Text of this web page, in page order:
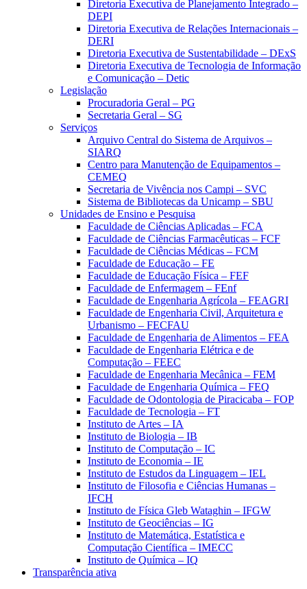
Diretoria Executiva de Planejamento Integrado –
DEPI
Diretoria Executiva de Relações Internacionais –
DERI
Diretoria Executiva de Sustentabilidade – DExS
Diretoria Executiva de Tecnologia de Informação
e Comunicação – Detic
Legislação
Procuradoria Geral – PG
Secretaria Geral – SG
Serviços
Arquivo Central do Sistema de Arquivos –
SIARQ
Centro para Manutenção de Equipamentos –
CEMEQ
Secretaria de Vivência nos Campi – SVC
Sistema de Bibliotecas da Unicamp – SBU
Unidades de Ensino e Pesquisa
Faculdade de Ciências Aplicadas – FCA
Faculdade de Ciências Farmacêuticas – FCF
Faculdade de Ciências Médicas – FCM
Faculdade de Educação – FE
Faculdade de Educação Física – FEF
Faculdade de Enfermagem – FEnf
Faculdade de Engenharia Agrícola – FEAGRI
Faculdade de Engenharia Civil, Arquitetura e
Urbanismo – FECFAU
Faculdade de Engenharia de Alimentos – FEA
Faculdade de Engenharia Elétrica e de
Computação – FEEC
Faculdade de Engenharia Mecânica – FEM
Faculdade de Engenharia Química – FEQ
Faculdade de Odontologia de Piracicaba – FOP
Faculdade de Tecnologia – FT
Instituto de Artes – IA
Instituto de Biologia – IB
Instituto de Computação – IC
Instituto de Economia – IE
Instituto de Estudos da Linguagem – IEL
Instituto de Filosofia e Ciências Humanas –
IFCH
Instituto de Física Gleb Wataghin – IFGW
Instituto de Geociências – IG
Instituto de Matemática, Estatística e
Computação Científica – IMECC
Instituto de Química – IQ
Transparência ativa